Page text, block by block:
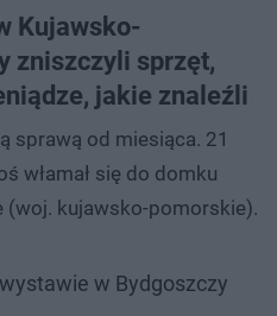
Kujawsko-
zniszczyli sprzęt,
jakie znaleźli
sprawą od miesiąca. 21
włamał się do domku
(woj. kujawsko-pomorskie).
w Bydgoszczy